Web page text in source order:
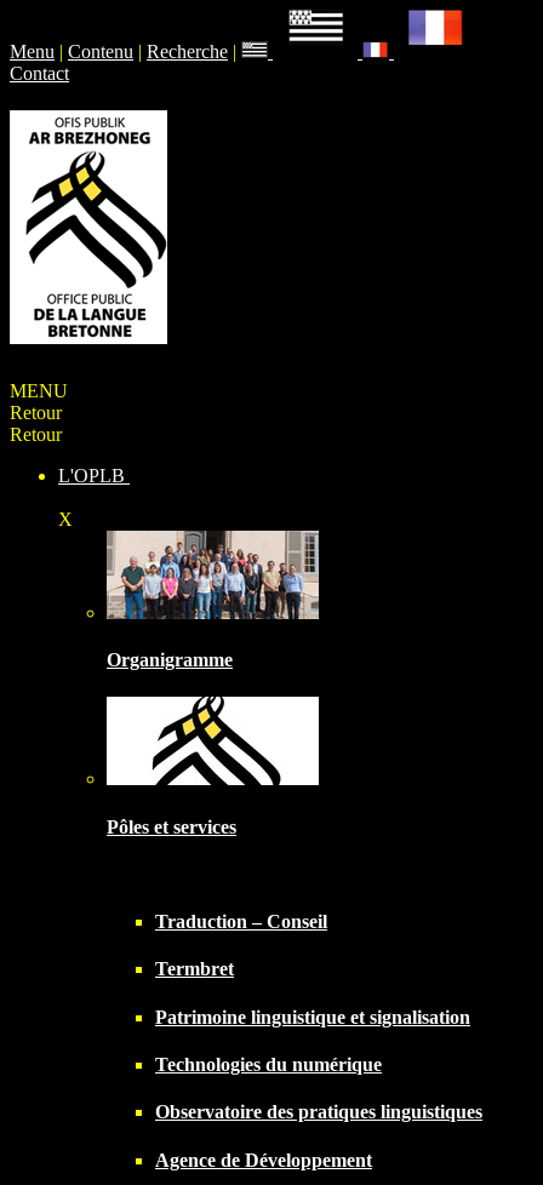
Menu | Contenu | Recherche |
Contact
MENU
Retour
Retour
L'OPLB
X
Organigramme
Pôles et services
Traduction – Conseil
Termbret
Patrimoine linguistique et signalisation
Technologies du numérique
Observatoire des pratiques linguistiques
Agence de Développement